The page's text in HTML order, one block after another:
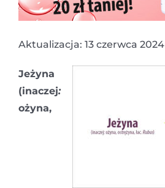
Aktualizacja: 13 czerwca 2024
Jeżyna
(inaczej:
ożyna,